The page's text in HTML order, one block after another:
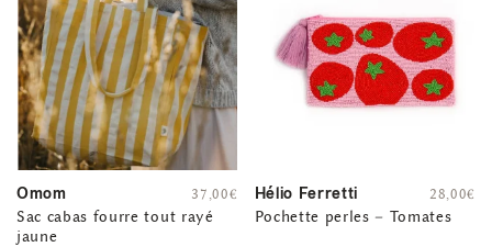
Omom
Sac cabas fourre tout rayé
jaune
37,00€ Hélio Ferretti
Pochette perles – Tomates
28,00€